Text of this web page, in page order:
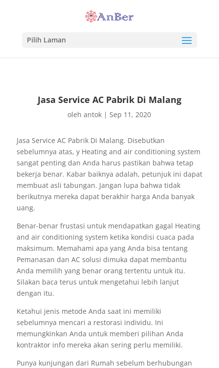
Pilih Laman
Jasa Service AC Pabrik Di Malang
olehantok |Sep 11, 2020
Jasa Service AC Pabrik Di Malang. Disebutkan
sebelumnya atas, y Heating and air conditioning system
sangat penting dan Anda harus pastikan bahwa tetap
bekerja benar. Kabar baiknya adalah, petunjuk ini dapat
membuat asli tabungan. Jangan lupa bahwa tidak
berikutnya mereka dapat berakhir harga Anda banyak
uang.
Benar-benar frustasi untuk mendapatkan gagal Heating
and air conditioning system ketika kondisi cuaca pada
maksimum. Memahami apa yang Anda bisa tentang
Pemanasan dan AC solusi dimuka dapat membantu
Anda memilih yang benar orang tertentu untuk itu.
Silakan baca terus untuk mengetahui lebih lanjut
dengan itu.
Ketahui jenis metode Anda saat ini memiliki
sebelumnya mencari a restorasi individu. Ini
memungkinkan Anda untuk memberi pilihan Anda
kontraktor info mereka akan sering perlu memiliki.
Punya kunjungan dari Rumah sebelum berhubungan